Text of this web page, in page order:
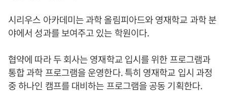
시리우스 아카데미는 과학 올림피아드와 영재학교 과학 분
야에서 성과를 보여주고 있는 학원이다.
협약에 따라 두 회사는 영재학교 입시를 위한 프로그램과
통합 과학 프로그램을 운영한다. 특히 영재학교 입시 과정
중 하나인 캠프를 대비하는 프로그램을 공동 기획한다.